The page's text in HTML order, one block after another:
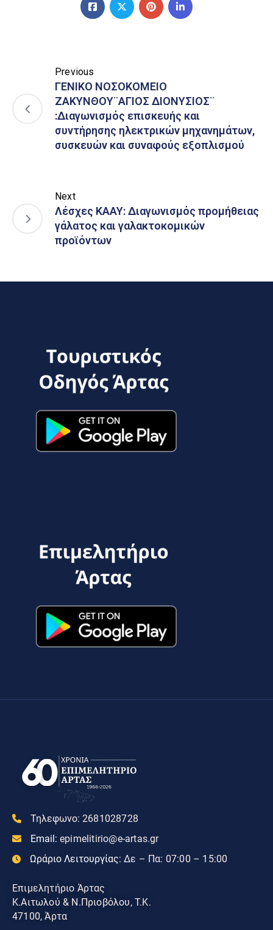
Previous
ΓΕΝΙΚΟ ΝΟΣΟΚΟΜΕΙΟ
ΖΑΚΥΝΘΟΥ¨ΑΓΙΟΣ ΔΙΟΝΥΣΙΟΣ¨
:Διαγωνισμός επισκευής και
συντήρησης ηλεκτρικών μηχανημάτων,
συσκευών και συναφούς εξοπλισμού
Next
Λέσχες ΚΑΑΥ: Διαγωνισμός προμήθειας
γάλατος και γαλακτοκομικών
προϊόντων
Τηλεφωνο: 2681028728
Email: epimelitirio@e-artas.gr
Ωράριο Λειτουργίας: Δε – Πα: 07:00 – 15:00
Επιμελητήριο Άρτας
Κ.Αιτωλού & Ν.Πριοβόλου, Τ.Κ.
47100, Άρτα